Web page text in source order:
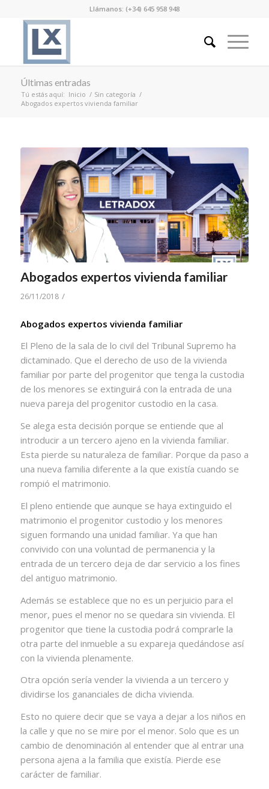
Llámanos: (+34) 645 958 948
Últimas entradas
Tú estás aquí: Inicio / Sin categoría /
Abogados expertos vivienda familiar
Abogados expertos vivienda familiar
26/11/2018 /
Abogados expertos vivienda familiar
El Pleno de la sala de lo civil del Tribunal Supremo ha
dictaminado. Que el derecho de uso de la vivienda
familiar por parte del progenitor que tenga la custodia
de los menores se extinguirá con la entrada de una
nueva pareja del progenitor custodio en la casa.
Se alega esta decisión porque se entiende que al
introducir a un tercero ajeno en la vivienda familiar.
Esta pierde su naturaleza de familiar. Porque da paso a
una nueva familia diferente a la que existía cuando se
rompió el matrimonio.
El pleno entiende que aunque se haya extinguido el
matrimonio el progenitor custodio y los menores
siguen formando una unidad familiar. Ya que han
convivido con una voluntad de permanencia y la
entrada de un tercero deja de dar servicio a los fines
del antiguo matrimonio.
Además se establece que no es un perjuicio para el
menor, pues el menor no se quedara sin vivienda. El
progenitor que tiene la custodia podrá comprarle la
otra parte del inmueble a su expareja quedándose así
con la vivienda plenamente.
Otra opción sería vender la vivienda a un tercero y
dividirse los gananciales de dicha vivienda.
Esto no quiere decir que se vaya a dejar a los niños en
la calle y que no se mire por el menor. Solo que es un
cambio de denominación al entender que al entrar una
persona ajena a la familia que existía. Pierde ese
carácter de familiar.